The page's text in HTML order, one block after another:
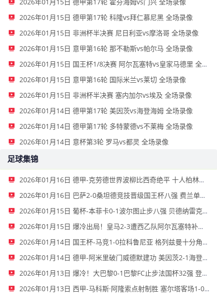
2026年01月15日 德甲第17轮 科隆vs拜仁慕尼黑 全场录像
2026年01月15日 非洲杯半决赛 尼日利亚vs摩洛哥 全场录像
2026年01月15日 意甲第16轮 那不勒斯vs帕尔马 全场录像
2026年01月15日 国王杯1/8决赛 阿尔瓦塞特vs皇家马德里 全场录像
2026年01月15日 意甲第16轮 国际米兰vs莱切 全场录像
2026年01月15日 非洲杯半决赛 塞内加尔vs埃及 全场录像
2026年01月14日 德甲第17轮 美因茨vs海登海姆 全场录像
2026年01月14日 德甲第17轮 多特蒙德vs不莱梅 全场录像
2026年01月14日 意杯第3轮 罗马vs都灵 全场录像
足球集锦
2026年01月16日 德甲-克劳德世界波柳比西奇绝平 十人柏林联合1-1奥格斯堡
2026年01月16日 巴萨2-0桑坦德竞技晋级国王杯八强 费兰单刀球破门亚马尔建功
2026年01月15日 葡杯-本菲卡0-1波尔图止步八强 贝德纳雷克制胜帕夫利季斯失良机
2026年01月15日 爆冷出局！皇马2-3遭西乙队阿尔瓦塞特补时绝杀 无缘国王杯8强
2026年01月14日 国王杯-马竞1-0拉科鲁尼亚 格列兹曼十分角任意球破门+远射中横梁
2026年01月14日 德甲-阿米里破门威德默建功 美因茨2-1海登海姆
2026年01月13日 爆冷！大巴黎0-1巴黎FC止步法国杯32强 登贝莱失单刀埃梅里中框
2026年01月13日 西甲-马科斯·阿隆索点射制胜 塞尔塔客场1-0塞维利亚